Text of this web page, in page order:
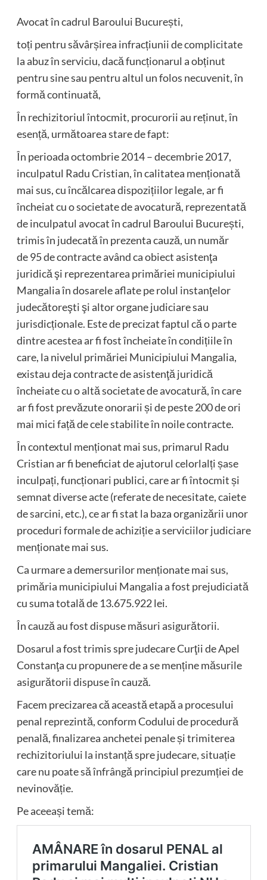
Avocat în cadrul Baroului București,
toți pentru săvârșirea infracțiunii de complicitate
la abuz în serviciu, dacă funcționarul a obținut
pentru sine sau pentru altul un folos necuvenit, în
formă continuată,
În rechizitoriul întocmit, procurorii au reținut, în
esență, următoarea stare de fapt:
În perioada octombrie 2014 – decembrie 2017,
inculpatul Radu Cristian, în calitatea menționată
mai sus, cu încălcarea dispozițiilor legale, ar fi
încheiat cu o societate de avocatură, reprezentată
de inculpatul avocat în cadrul Baroului București,
trimis în judecată în prezenta cauză, un număr
de 95 de contracte având ca obiect asistenţa
juridică şi reprezentarea primăriei municipiului
Mangalia în dosarele aflate pe rolul instanţelor
judecătoreşti şi altor organe judiciare sau
jurisdicționale. Este de precizat faptul că o parte
dintre acestea ar fi fost încheiate în condițiile în
care, la nivelul primăriei Municipiului Mangalia,
existau deja contracte de asistenţă juridică
încheiate cu o altă societate de avocatură, în care
ar fi fost prevăzute onorarii și de peste 200 de ori
mai mici față de cele stabilite în noile contracte.
În contextul menționat mai sus, primarul Radu
Cristian ar fi beneficiat de ajutorul celorlalți șase
inculpați, funcționari publici, care ar fi întocmit și
semnat diverse acte (referate de necesitate, caiete
de sarcini, etc.), ce ar fi stat la baza organizării unor
proceduri formale de achiziție a serviciilor judiciare
menționate mai sus.
Ca urmare a demersurilor menționate mai sus,
primăria municipiului Mangalia a fost prejudiciată
cu suma totală de 13.675.922 lei.
În cauză au fost dispuse măsuri asigurătorii.
Dosarul a fost trimis spre judecare Curţii de Apel
Constanţa cu propunere de a se menține măsurile
asigurătorii dispuse în cauză.
Facem precizarea că această etapă a procesului
penal reprezintă, conform Codului de procedură
penală, finalizarea anchetei penale și trimiterea
rechizitoriului la instanță spre judecare, situație
care nu poate să înfrângă principiul prezumției de
nevinovăție.
Pe aceeași temă: